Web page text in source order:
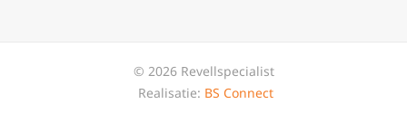
© 2026 Revellspecialist
Realisatie: BS Connect